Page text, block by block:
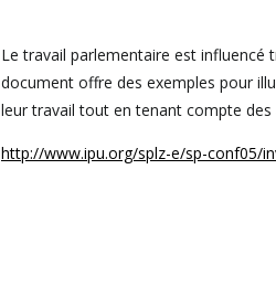
Le travail parlementaire est influencé
document offre des exemples pour
leur travail tout en tenant compte
http://www.ipu.org/splz-e/sp-conf05/